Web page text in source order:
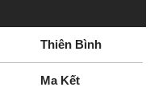
Thiên Bình
Ma Kết